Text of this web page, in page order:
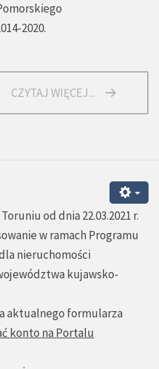
2020.
CZYTAJ WIĘCEJ...
od dnia 22.03.2021 r.
w ramach Programu
nieruchomości
kujawsko-
aktualnego formularza
konto na Portalu